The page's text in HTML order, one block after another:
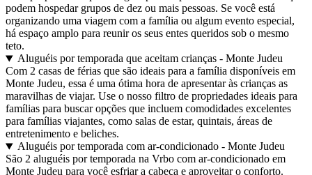
podem hospedar grupos de dez ou mais pessoas. Se você está
organizando uma viagem com a família ou algum evento especial,
há espaço amplo para reunir os seus entes queridos sob o mesmo
teto.
Aluguéis por temporada que aceitam crianças - Monte Judeu
Com 2 casas de férias que são ideais para a família disponíveis em
Monte Judeu, essa é uma ótima hora de apresentar às crianças as
maravilhas de viajar. Use o nosso filtro de propriedades ideais para
famílias para buscar opções que incluem comodidades excelentes
para famílias viajantes, como salas de estar, quintais, áreas de
entretenimento e beliches.
Aluguéis por temporada com ar-condicionado - Monte Judeu
São 2 aluguéis por temporada na Vrbo com ar-condicionado em
Monte Judeu para você esfriar a cabeça e aproveitar o conforto.